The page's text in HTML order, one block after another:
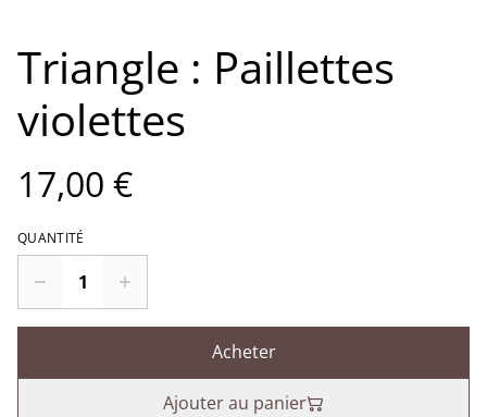
Triangle : Paillettes
violettes
17,00 €
QUANTITÉ
Acheter
Ajouter au panier